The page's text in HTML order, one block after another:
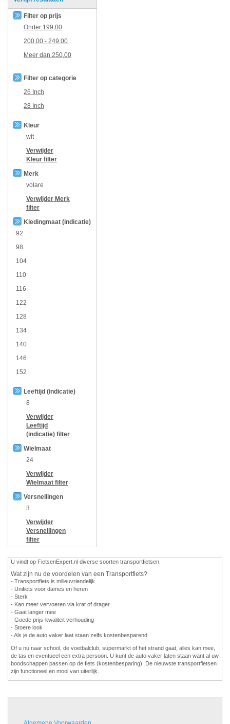
Filter op prijs
Onder 199,00
200,00 - 249,00
Meer dan 250,00
Filter op categorie
26 Inch
28 Inch
Kleur
wit
Verwijder
Kleur filter
Merk
volare
Verwijder Merk
filter
Kledingmaat (indicatie)
92
98
104
110
116
122
128
134
140
146
152
Leeftijd (indicatie)
8
Verwijder
Leeftijd
(indicatie) filter
Wielmaat
24
Verwijder
Wielmaat filter
Versnellingen
3
Verwijder
Versnellingen
filter
U vindt op FietsenExpert.nl diverse soorten transportfietsen.
Wat zijn nu de voordelen van een Transportfiets?
- Transportfiets is milieuvriendelijk
- Unifiets voor dames en heren
- Sterk
- Kan meer vervoeren via krat of drager
- Gaat langer mee
- Goede prijs-kwaliteit verhouding
- Stoere look
- Als je de auto vaker laat staan zelfs kostenbesparend
Of u nu naar school, de voetbalclub, supermarkt of het strand gaat, alles kan mee,
de tas en eventueel een extra persoon. U kunt de auto vaker laten staan want al uw
boodschappen passen op de fiets (kostenbesparing). De nieuwste transportfietsen
zijn functioneel en mooi van uiterlijk.